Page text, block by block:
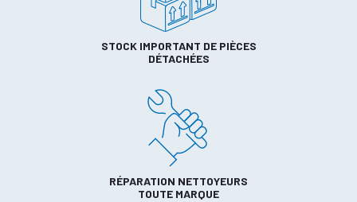
STOCK IMPORTANT DE PIÈCES
DÉTACHÉES
RÉPARATION NETTOYEURS
TOUTE MARQUE